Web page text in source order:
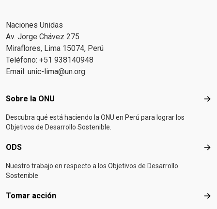
Naciones Unidas
Av. Jorge Chávez 275
Miraflores, Lima 15074, Perú
Teléfono: +51 938140948
Email: unic-lima@un.org
Footer menu
Sobre la ONU
Descubra qué está haciendo la ONU en Perú para lograr los
Objetivos de Desarrollo Sostenible.
ODS
Nuestro trabajo en respecto a los Objetivos de Desarrollo
Sostenible
Tomar acción